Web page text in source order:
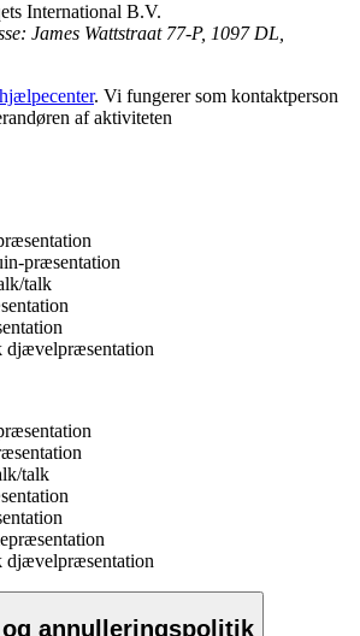
International B.V.
James Wattstraat 77-P, 1097 DL,
. Vi fungerer som kontaktperson
af aktiviteten
præsentation
talk
djævelpræsentation
talk
djævelpræsentation
annulleringspolitik